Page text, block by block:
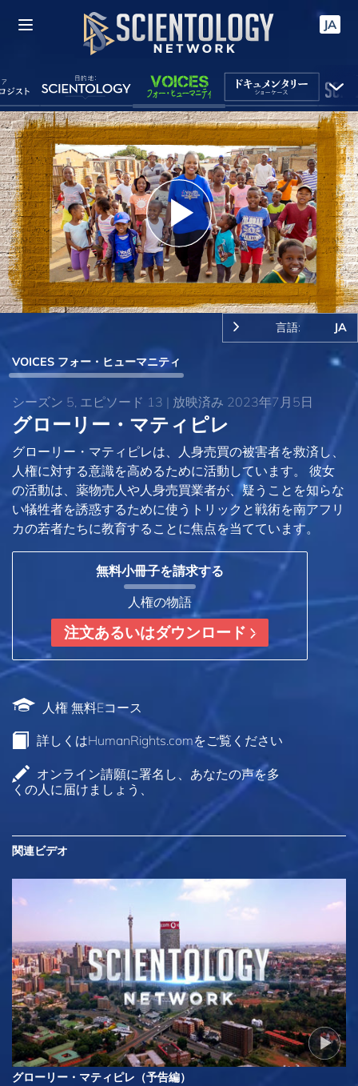
JA
Play
Video
言語: JA
VOICES フォー・ヒューマニティ
シーズン 5, エピソード 13 | 放映済み 2023年7月5日
グローリー・マティピレ
グローリー・マティピレは、人身売買の被害者を救済し、
人権に対する意識を高めるために活動しています。 彼女
の活動は、薬物売人や人身売買業者が、疑うことを知らな
い犠牲者を誘惑するために使うトリックと戦術を南アフリ
カの若者たちに教育することに焦点を当てています。
無料小冊子を請求する
人権の物語
注文あるいはダウンロード
人権 無料Eコース
詳しくはHumanRights.comをご覧ください
オンライン請願に署名し、あなたの声を多
くの人に届けましょう、
関連ビデオ
グローリー・マティピレ（予告編）